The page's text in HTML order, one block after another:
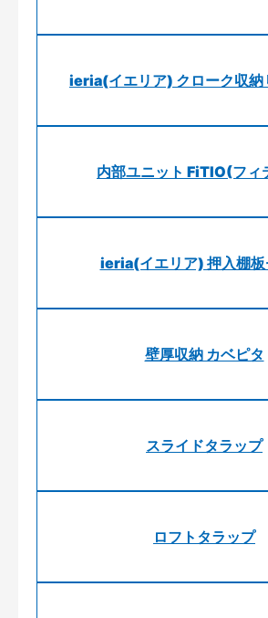
ieria(イエリア) クローク収納
内部ユニット FiTIO(フィ
ieria(イエリア) 押入棚板
壁厚収納 カベピタ
スライドタラップ
ロフトタラップ